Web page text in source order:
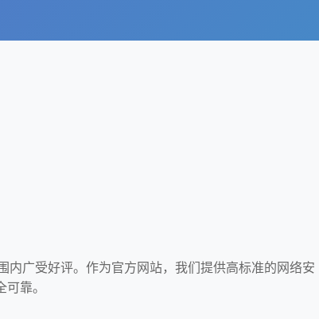
内广受好评。作为官方网站，我们提供高标准的网络安
靠。